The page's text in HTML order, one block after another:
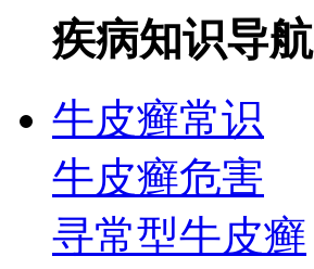
疾病知识导航
牛皮癣常识
牛皮癣危害
寻常型牛皮癣